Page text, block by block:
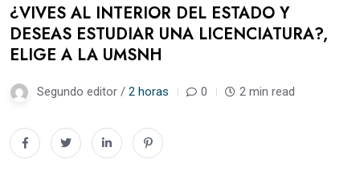
¿VIVES AL INTERIOR DEL ESTADO Y
DESEAS ESTUDIAR UNA LICENCIATURA?,
ELIGE A LA UMSNH
Segundo editor / 2 horas 0 2 min read